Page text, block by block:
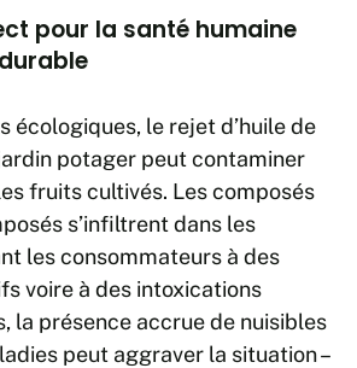
pour la santé humaine
écologiques, le rejet d’huile de
potager peut contaminer
fruits cultivés. Les composés
s’infiltrent dans les
les consommateurs à des
voire à des intoxications
la présence accrue de nuisibles
peut aggraver la situation –